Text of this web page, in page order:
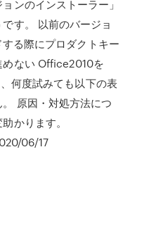
ンのインストーラー」
す。 以前のバージョ
る際にプロダクトキー
めない Office2010を
何度試みても以下の表
原因・対処方法につ
かります。
06/17